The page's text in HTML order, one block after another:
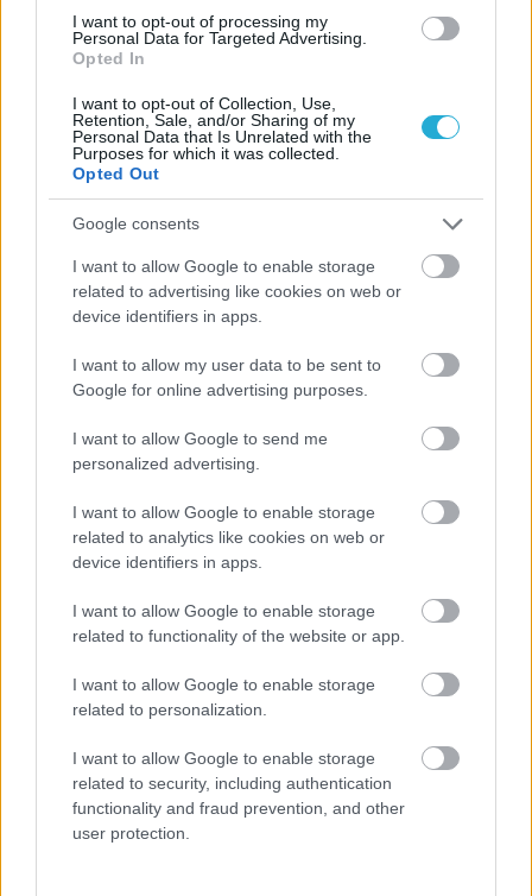
I want to opt-out of processing my
Personal Data for Targeted Advertising.
Opted In
I want to opt-out of Collection, Use,
Retention, Sale, and/or Sharing of my
Personal Data that Is Unrelated with the
Purposes for which it was collected.
Opted Out
Google consents
I want to allow Google to enable storage
related to advertising like cookies on web or
device identifiers in apps.
I want to allow my user data to be sent to
Google for online advertising purposes.
I want to allow Google to send me
personalized advertising.
I want to allow Google to enable storage
related to analytics like cookies on web or
device identifiers in apps.
I want to allow Google to enable storage
related to functionality of the website or app.
I want to allow Google to enable storage
related to personalization.
I want to allow Google to enable storage
related to security, including authentication
functionality and fraud prevention, and other
user protection.